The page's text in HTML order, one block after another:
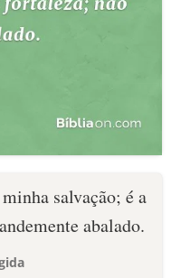
salvação; é a
abalado.